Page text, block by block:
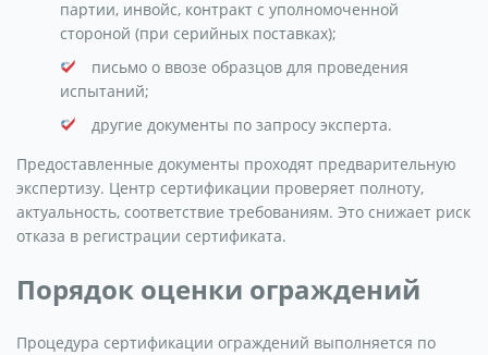
партии, инвойс, контракт с уполномоченной
стороной (при серийных поставках);
письмо о ввозе образцов для проведения
испытаний;
другие документы по запросу эксперта.
Предоставленные документы проходят предварительную
экспертизу. Центр сертификации проверяет полноту,
актуальность, соответствие требованиям. Это снижает риск
отказа в регистрации сертификата.
Порядок оценки ограждений
Процедура сертификации ограждений выполняется по